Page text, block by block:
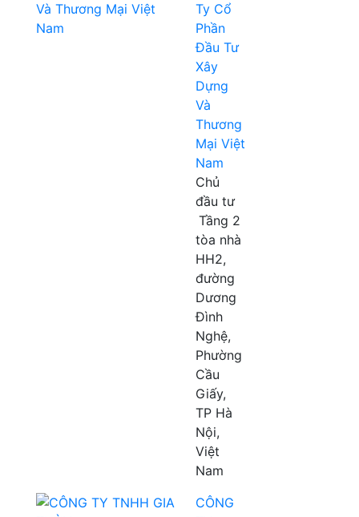
Ty Cổ
Phần
Đầu Tư
Xây
Dựng
Và
Thương
Mại Việt
Nam
Chủ
đầu tư
Tầng 2
tòa nhà
HH2,
đường
Dương
Đình
Nghệ,
Phường
Cầu
Giấy,
TP Hà
Nội,
Việt
Nam
CÔNG